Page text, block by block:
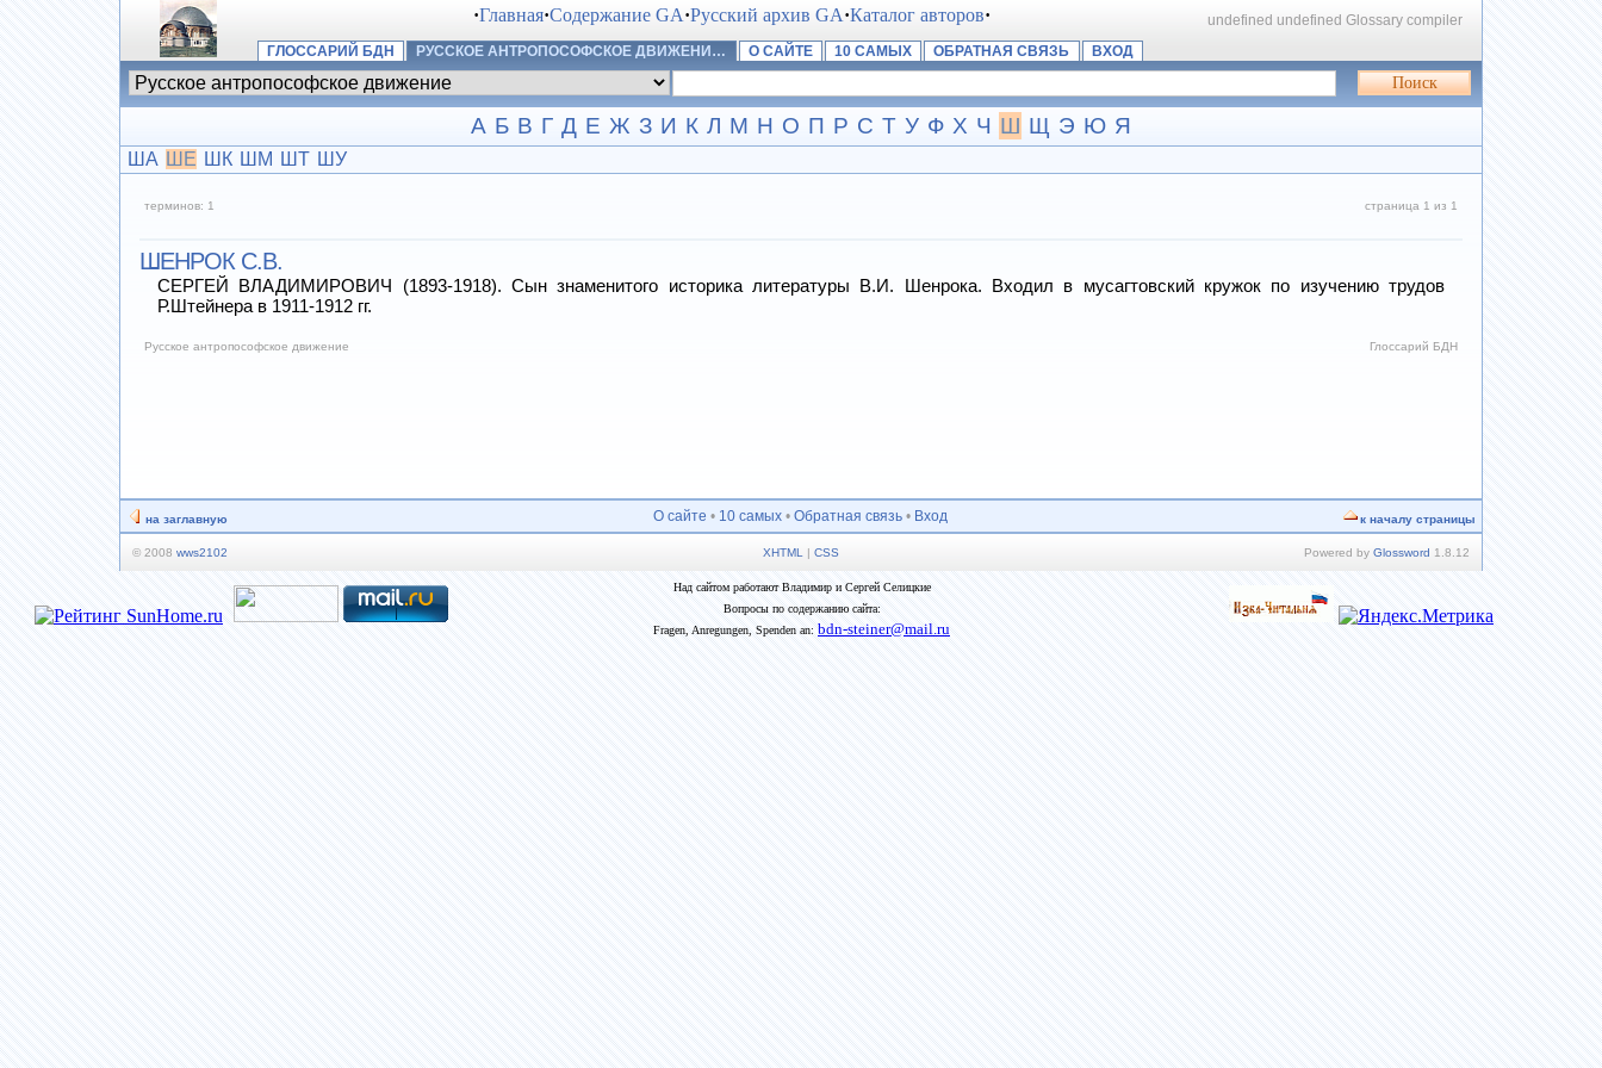
·Главная·Содержание GA·Русский архив GA·Каталог авторов· undefined undefined Glossary compiler
ГЛОССАРИЙ БДН
РУССКОЕ АНТРОПОСОФСКОЕ ДВИЖЕНИ… О САЙТЕ 10 САМЫХ ОБРАТНАЯ СВЯЗЬ ВХОД
А Б В Г Д Е Ж З И К Л М Н О П Р С Т У Ф Х Ч Ш Щ Э Ю Я
ША ШЕ ШК ШМ ШТ ШУ
терминов: 1 страница 1 из 1
ШЕНРОК С.В.
СЕРГЕЙ ВЛАДИМИРОВИЧ (1893-1918). Сын знаменитого историка литературы В.И. Шенрока. Входил в мусагтовский кружок по изучению трудов
Р.Штейнера в 1911-1912 гг.
Русское антропософское движение Глоссарий БДН
на заглавную О сайте • 10 самых •Обратная связь • Вход к началу страницы
© 2008 wws2102 XHTML | CSS Powered by Glossword 1.8.12
Над сайтом работают Владимир и Сергей Селицкие
Вопросы по содержанию сайта:
Fragen, Anregungen, Spenden an:bdn-steiner@mail.ru